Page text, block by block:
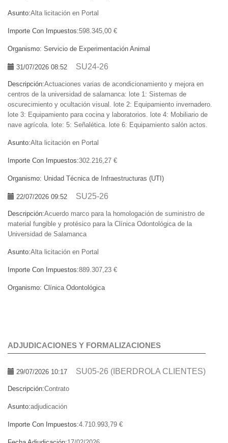
Asunto:Alta licitación en Portal
Importe Con Impuestos:598.345,00 €
Organismo: Servicio de Experimentación Animal
31/07/2026 08:52 SU24-26
Descripción:Actuaciones varias de acondicionamiento y mejora en
centros de la universidad de salamanca: lote 1: Sistemas de
oscurecimiento y ocultación visual. lote 2: Equipamiento invernadero.
lote 3: Equipamiento para cocina y laboratorios. lote 4: Mobiliario de
nave agrícola. lote: 5: Señalética. lote 6: Equipamiento salón actos.
Asunto:Alta licitación en Portal
Importe Con Impuestos:302.216,27 €
Organismo: Unidad Técnica de Infraestructuras (UTI)
22/07/2026 09:52 SU25-26
Descripción:Acuerdo marco para la homologación de suministro de
material fungible y protésico para la Clínica Odontológica de la
Universidad de Salamanca
Asunto:Alta licitación en Portal
Importe Con Impuestos:889.307,23 €
Organismo: Clínica Odontológica
ADJUDICACIONES Y FORMALIZACIONES
29/07/2026 10:17 SU05-26 (IBERDROLA CLIENTES)
Descripción:Contrato
Asunto:adjudicación
Importe Con Impuestos:4.710.993,79 €